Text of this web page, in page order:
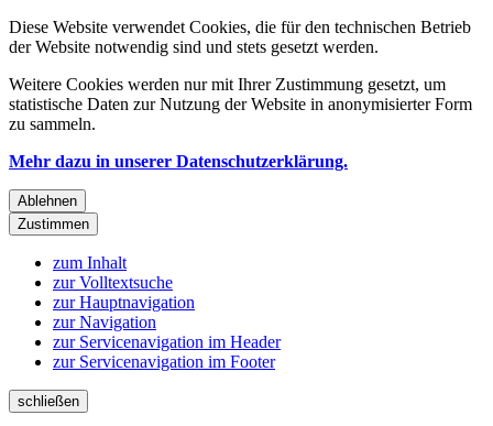
Diese Website verwendet Cookies, die für den technischen Betrieb
der Website notwendig sind und stets gesetzt werden.
Weitere Cookies werden nur mit Ihrer Zustimmung gesetzt, um
statistische Daten zur Nutzung der Website in anonymisierter Form
zu sammeln.
Mehr dazu in unserer Datenschutzerklärung.
Ablehnen
Zustimmen
zum Inhalt
zur Volltextsuche
zur Hauptnavigation
zur Navigation
zur Servicenavigation im Header
zur Servicenavigation im Footer
schließen